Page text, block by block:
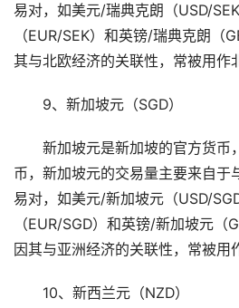
易对，如美元/瑞典克朗（USD/
（EUR/SEK）和英镑/瑞典克朗（
其与北欧经济的关联性，常被用作
9、新加坡元（SGD）
新加坡元是新加坡的官方货币
币，新加坡元的交易量主要来自于
易对，如美元/新加坡元（USD/
（EUR/SGD）和英镑/新加坡元（
因其与亚洲经济的关联性，常被用
10、新西兰元（NZD）